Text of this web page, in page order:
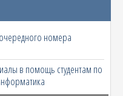
номера
в помощь студентам по